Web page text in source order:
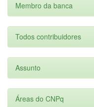
Membro da banca
Todos contribuidores
Assunto
Áreas do CNPq